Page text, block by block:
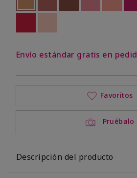
seleccionado
Out of stock
Envío estándar gratis en
Pruébalo
Favoritos
Descripción del producto